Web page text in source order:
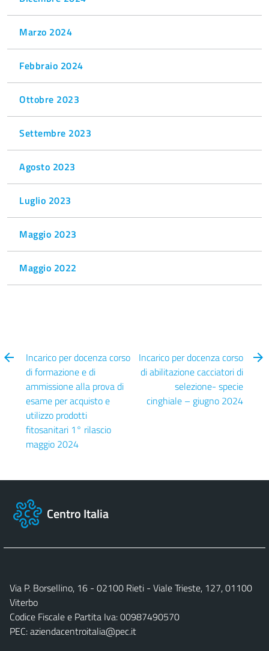
Marzo 2024
Febbraio 2024
Ottobre 2023
Settembre 2023
Agosto 2023
Luglio 2023
Maggio 2023
Maggio 2022
Incarico per docenza corso
di formazione e di
ammissione alla prova di
esame per acquisto e
utilizzo prodotti
fitosanitari 1° rilascio
maggio 2024
Incarico per docenza corso
di abilitazione cacciatori di
selezione- specie
cinghiale – giugno 2024
Centro Italia
Via P. Borsellino, 16 - 02100 Rieti - Viale Trieste, 127, 01100
Viterbo
Codice Fiscale e Partita Iva: 00987490570
PEC:aziendacentroitalia@pec.it